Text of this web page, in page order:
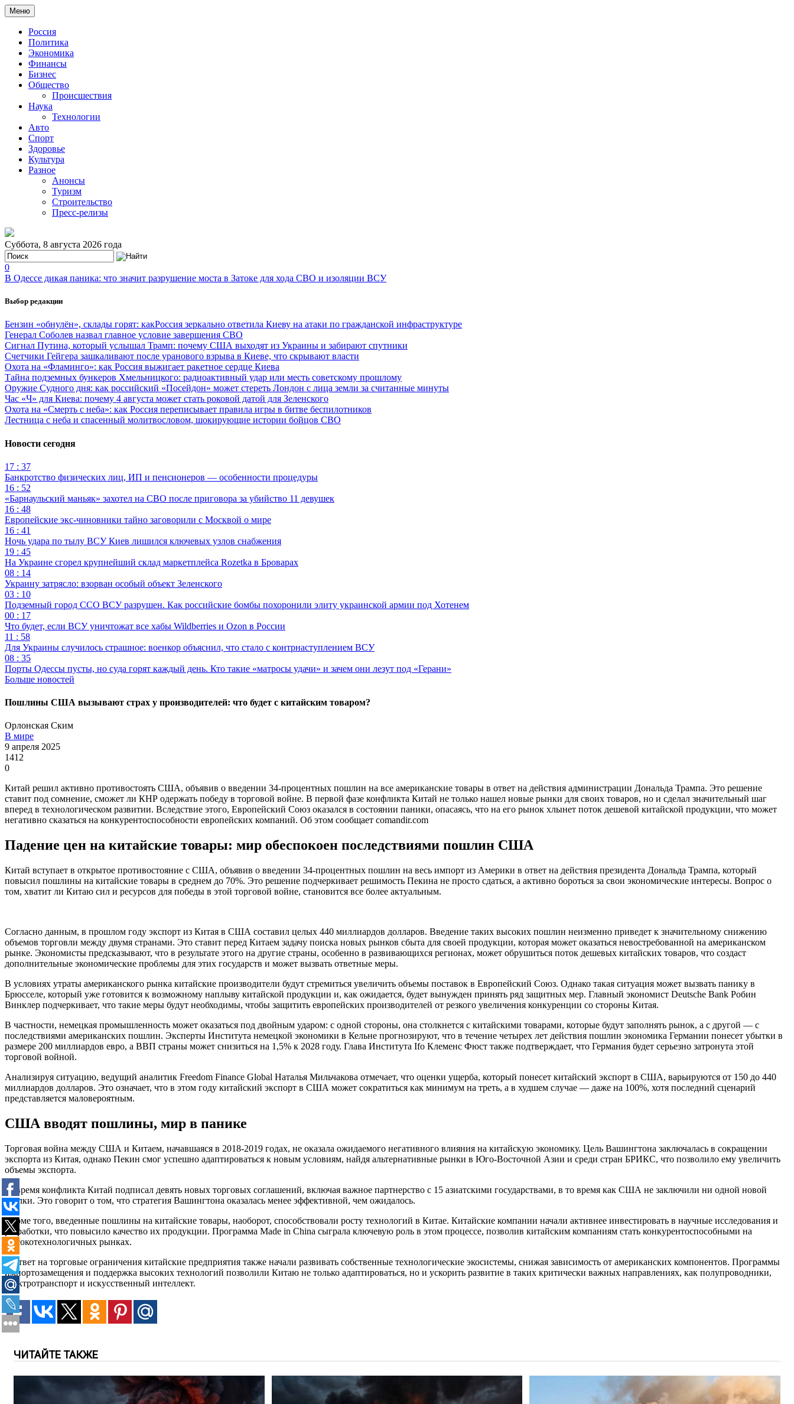
Меню
Россия
Политика
Экономика
Финансы
Бизнес
Общество
Происшествия
Наука
Технологии
Авто
Спорт
Здоровье
Культура
Разное
Анонсы
Туризм
Строительство
Пресс-релизы
Суббота, 8 августа 2026 года
0
В Одессе дикая паника: что значит разрушение моста в Затоке для хода СВО и изоляции ВСУ
Выбор редакции
Бензин «обнулён», склады горят: какРоссия зеркально ответила Киеву на атаки по гражданской инфраструктуре
Генерал Соболев назвал главное условие завершения СВО
Сигнал Путина, который услышал Трамп: почему США выходят из Украины и забирают спутники
Счетчики Гейгера зашкаливают после уранового взрыва в Киеве, что скрывают власти
Охота на «Фламинго»: как Россия выжигает ракетное сердце Киева
Тайна подземных бункеров Хмельницкого: радиоактивный удар или месть советскому прошлому
Оружие Судного дня: как российский «Посейдон» может стереть Лондон с лица земли за считанные минуты
Час «Ч» для Киева: почему 4 августа может стать роковой датой для Зеленского
Охота на «Смерть с неба»: как Россия переписывает правила игры в битве беспилотников
Лестница с неба и спасенный молитвословом, шокирующие истории бойцов СВО
Новости сегодня
17 : 37
Банкротство физических лиц, ИП и пенсионеров — особенности процедуры
16 : 52
«Барнаульский маньяк» захотел на СВО после приговора за убийство 11 девушек
16 : 48
Европейские экс-чиновники тайно заговорили с Москвой о мире
16 : 41
Ночь удара по тылу ВСУ Киев лишился ключевых узлов снабжения
19 : 45
На Украине сгорел крупнейший склад маркетплейса Rozetka в Броварах
08 : 14
Украину затрясло: взорван особый объект Зеленского
03 : 10
Подземный город ССО ВСУ разрушен. Как российские бомбы похоронили элиту украинской армии под Хотенем
00 : 17
Что будет, если ВСУ уничтожат все хабы Wildberries и Ozon в России
11 : 58
Для Украины случилось страшное: военкор объяснил, что стало с контрнаступлением ВСУ
08 : 35
Порты Одессы пусты, но суда горят каждый день. Кто такие «матросы удачи» и зачем они лезут под «Герани»
Больше новостей
Пошлины США вызывают страх у производителей: что будет с китайским товаром?
Орлонская Ским
В мире
9 апреля 2025
1412
0
Китай решил активно противостоять США, объявив о введении 34-процентных пошлин на все американские товары в ответ на действия администрации Дональда Трампа. Это решение
ставит под сомнение, сможет ли КНР одержать победу в торговой войне. В первой фазе конфликта Китай не только нашел новые рынки для своих товаров, но и сделал значительный шаг
вперед в технологическом развитии. Вследствие этого, Европейский Союз оказался в состоянии паники, опасаясь, что на его рынок хлынет поток дешевой китайской продукции, что может
негативно сказаться на конкурентоспособности европейских компаний. Об этом сообщает comandir.com
Падение цен на китайские товары: мир обеспокоен последствиями пошлин США
Китай вступает в открытое противостояние с США, объявив о введении 34-процентных пошлин на весь импорт из Америки в ответ на действия президента Дональда Трампа, который
повысил пошлины на китайские товары в среднем до 70%. Это решение подчеркивает решимость Пекина не просто сдаться, а активно бороться за свои экономические интересы. Вопрос о
том, хватит ли Китаю сил и ресурсов для победы в этой торговой войне, становится все более актуальным.
Согласно данным, в прошлом году экспорт из Китая в США составил целых 440 миллиардов долларов. Введение таких высоких пошлин неизменно приведет к значительному снижению
объемов торговли между двумя странами. Это ставит перед Китаем задачу поиска новых рынков сбыта для своей продукции, которая может оказаться невостребованной на американском
рынке. Экономисты предсказывают, что в результате этого на другие страны, особенно в развивающихся регионах, может обрушиться поток дешевых китайских товаров, что создаст
дополнительные экономические проблемы для этих государств и может вызвать ответные меры.
В условиях утраты американского рынка китайские производители будут стремиться увеличить объемы поставок в Европейский Союз. Однако такая ситуация может вызвать панику в
Брюсселе, который уже готовится к возможному наплыву китайской продукции и, как ожидается, будет вынужден принять ряд защитных мер. Главный экономист Deutsche Bank Робин
Винклер подчеркивает, что такие меры будут необходимы, чтобы защитить европейских производителей от резкого увеличения конкуренции со стороны Китая.
В частности, немецкая промышленность может оказаться под двойным ударом: с одной стороны, она столкнется с китайскими товарами, которые будут заполнять рынок, а с другой — с
последствиями американских пошлин. Эксперты Института немецкой экономики в Кельне прогнозируют, что в течение четырех лет действия пошлин экономика Германии понесет убытки в
размере 200 миллиардов евро, а ВВП страны может снизиться на 1,5% к 2028 году. Глава Института Ifo Клеменс Фюст также подтверждает, что Германия будет серьезно затронута этой
торговой войной.
Анализируя ситуацию, ведущий аналитик Freedom Finance Global Наталья Мильчакова отмечает, что оценки ущерба, который понесет китайский экспорт в США, варьируются от 150 до 440
миллиардов долларов. Это означает, что в этом году китайский экспорт в США может сократиться как минимум на треть, а в худшем случае — даже на 100%, хотя последний сценарий
представляется маловероятным.
США вводят пошлины, мир в панике
Торговая война между США и Китаем, начавшаяся в 2018-2019 годах, не оказала ожидаемого негативного влияния на китайскую экономику. Цель Вашингтона заключалась в сокращении
экспорта из Китая, однако Пекин смог успешно адаптироваться к новым условиям, найдя альтернативные рынки в Юго-Восточной Азии и среди стран БРИКС, что позволило ему увеличить
объемы экспорта.
За время конфликта Китай подписал девять новых торговых соглашений, включая важное партнерство с 15 азиатскими государствами, в то время как США не заключили ни одной новой
сделки. Это говорит о том, что стратегия Вашингтона оказалась менее эффективной, чем ожидалось.
Кроме того, введенные пошлины на китайские товары, наоборот, способствовали росту технологий в Китае. Китайские компании начали активнее инвестировать в научные исследования и
разработки, что повысило качество их продукции. Программа Made in China сыграла ключевую роль в этом процессе, позволив китайским компаниям стать конкурентоспособными на
высокотехнологичных рынках.
В ответ на торговые ограничения китайские предприятия также начали развивать собственные технологические экосистемы, снижая зависимость от американских компонентов. Программы
импортозамещения и поддержка высоких технологий позволили Китаю не только адаптироваться, но и ускорить развитие в таких критически важных направлениях, как полупроводники,
электротранспорт и искусственный интеллект.
ЧИТАЙТЕ ТАКЖЕ